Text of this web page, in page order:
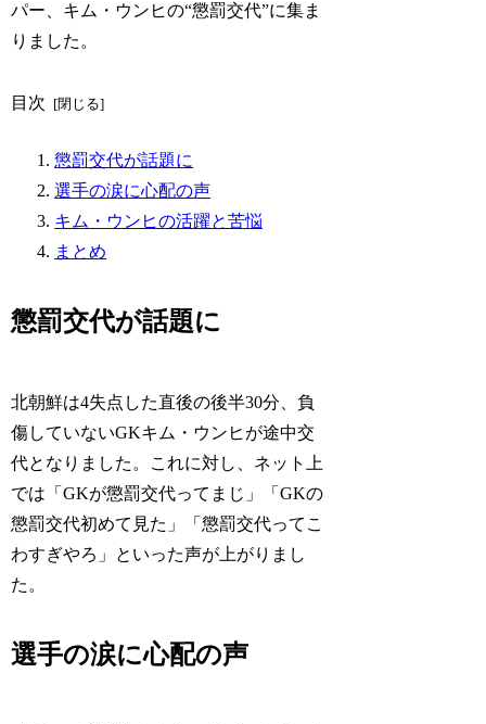
パー、キム・ウンヒの“懲罰交代”に集ま
りました。
目次
懲罰交代が話題に
選手の涙に心配の声
キム・ウンヒの活躍と苦悩
まとめ
懲罰交代が話題に
北朝鮮は4失点した直後の後半30分、負
傷していないGKキム・ウンヒが途中交
代となりました。これに対し、ネット上
では「GKが懲罰交代ってまじ」「GKの
懲罰交代初めて見た」「懲罰交代ってこ
わすぎやろ」といった声が上がりまし
た。
選手の涙に心配の声